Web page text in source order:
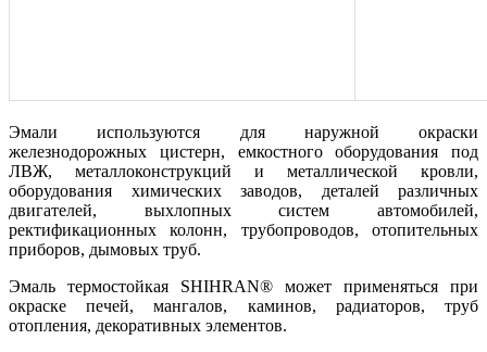
Эмали используются для наружной окраски
железнодорожных цистерн, емкостного оборудования под
ЛВЖ, металлоконструкций и металлической кровли,
оборудования химических заводов, деталей различных
двигателей, выхлопных систем автомобилей,
ректификационных колонн, трубопроводов, отопительных
приборов, дымовых труб.
Эмаль термостойкая SHIHRAN® может применяться при
окраске печей, мангалов, каминов, радиаторов, труб
отопления, декоративных элементов.